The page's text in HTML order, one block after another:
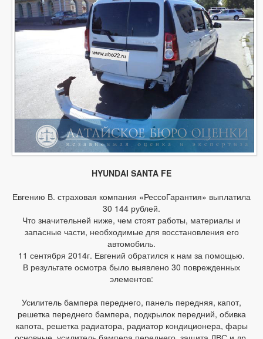
HYUNDAI SANTA FE
Евгению В. страховая компания «РессоГарантия» выплатила
30 144 рублей.
Что значительней ниже, чем стоят работы, материалы и
запасные части, необходимые для восстановления его
автомобиль.
11 сентября 2014г. Евгений обратился к нам за помощью.
В результате осмотра было выявлено 30 поврежденных
элементов:
Усилитель бампера переднего, панель передняя, капот,
решетка переднего бампера, подкрылок передний, обивка
капота, решетка радиатора, радиатор кондиционера, фары